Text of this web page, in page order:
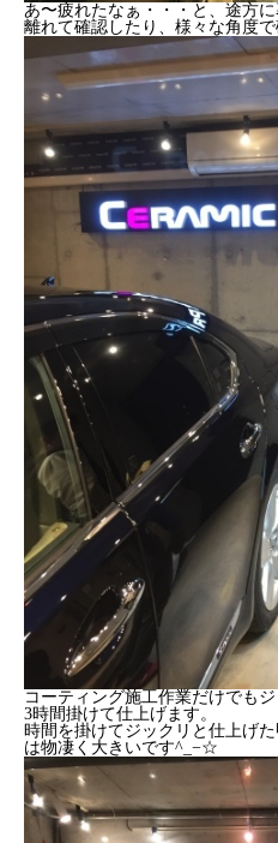
あ〜疲れたなぁ・・・と、途方
離れて確認したり、様々な角度で
コーティング施工作業だけでも
3時間掛けて仕上げます。
時間を掛けてジックリと仕上げ
は物凄く大きいです^_−☆
TEL